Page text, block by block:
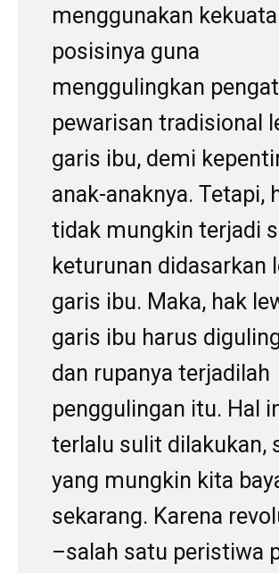
menggunakan
posisinya guna
menggulingkan
pewarisan tradisional
garis ibu, demi
anak-anaknya. Tetapi,
tidak mungkin terjadi
keturunan didasarkan
garis ibu. Maka, hak
garis ibu harus
dan rupanya terjadilah
penggulingan itu. Hal
terlalu sulit dilakukan,
yang mungkin kita
sekarang. Karena
–salah satu peristiwa